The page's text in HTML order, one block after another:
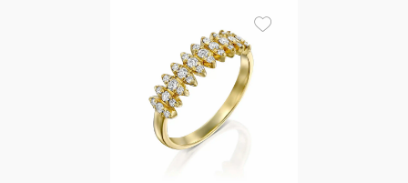
Add Wishlist